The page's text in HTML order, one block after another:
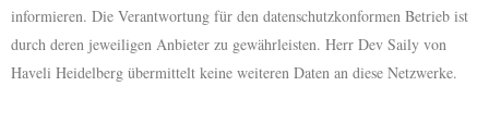
informieren. Die Verantwortung für den datenschutzkonformen Betrieb ist
durch deren jeweiligen Anbieter zu gewährleisten. Herr Dev Saily von
Haveli Heidelberg übermittelt keine weiteren Daten an diese Netzwerke.